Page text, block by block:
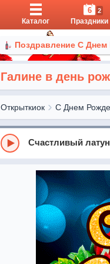
Каталог
6 2
Праздники
Поздравление С
Галине в день
Открыткиок С Днем
Счастливый